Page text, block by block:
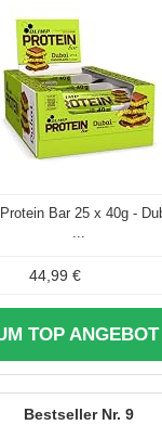
Bar 25 x 40g -
...
44,99 €
TOP
9